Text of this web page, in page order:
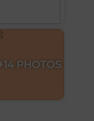
PHOTOS